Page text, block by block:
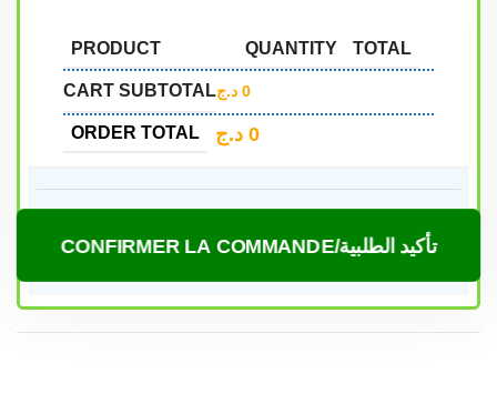
PRODUCT QUANTITY TOTAL
CART SUBTOTAL 0 د.ج
ORDER TOTAL 0 د.ج
CONFIRMER LA COMMANDE/تأكيد الطلبية